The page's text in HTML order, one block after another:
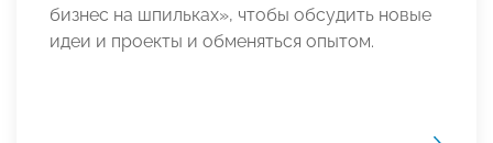
бизнес на шпильках», чтобы обсудить новые
идеи и проекты и обменяться опытом.